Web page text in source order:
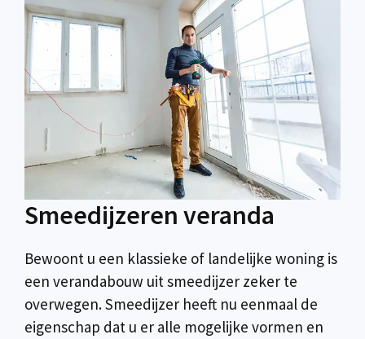
Smeedijzeren veranda
Bewoont u een klassieke of landelijke woning is
een verandabouw uit smeedijzer zeker te
overwegen. Smeedijzer heeft nu eenmaal de
eigenschap dat u er alle mogelijke vormen en